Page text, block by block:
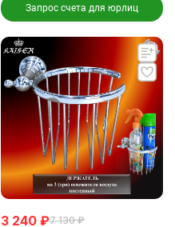
Запрос счета для юрлиц
3 240 ₽7 130 ₽